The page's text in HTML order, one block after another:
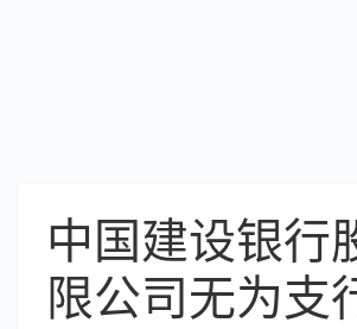
中国建设银行
限公司无为支